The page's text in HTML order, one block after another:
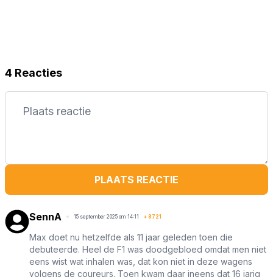
4 Reacties
PLAATS REACTIE
SennA 15 september 2025 om 14:11 + 8721
Max doet nu hetzelfde als 11 jaar geleden toen die
debuteerde. Heel de F1 was doodgebloed omdat men niet
eens wist wat inhalen was, dat kon niet in deze wagens
volgens de coureurs. Toen kwam daar ineens dat 16 jarig